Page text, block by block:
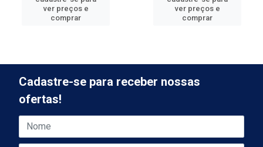
ver preços e
comprar
ver preços e
comprar
Cadastre-se para receber nossas
ofertas!